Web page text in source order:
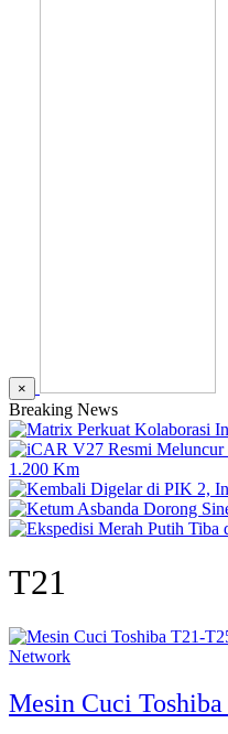
×
Breaking News
1.200 Km
T21
Network
Mesin Cuci